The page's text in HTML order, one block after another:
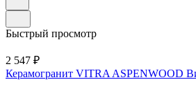
Быстрый просмотр
2 547 ₽
Керамогранит VITRA ASPENWOOD